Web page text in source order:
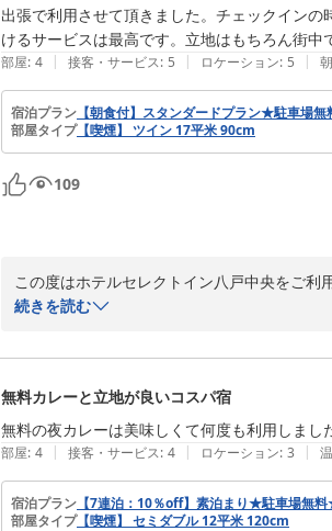
今後もより快適にお過ごしいただけるよう
せ。
お客様のまたのご来館を、スタッフ一同心よ
ホテルセレクトイン八戸中央
2026-06-12
出張で利用させて頂きました。チェックイン
けるサービスは最高です。立地はもちろん街中
部屋: 4 | 接客・サービス: 5 | ロケーション: 5 |
宿泊プラン 【朝食付】スタンダードプラン★駐車場
部屋タイプ【喫煙】 ツイン 17平米 90cm
109
この度はホテルセレクトイン八戸中央をご利
立地や夕食につきまして、ご満足いただけた
今後も、お客様にご満足いただけるサービス
またのご宿泊を、心よりお待ち申し上げます。
ホテルセレクトイン八戸中央
続きを読む
無料カレーと立地が良いコスパ宿
無料の夜カレーは美味しくて何度も利用しま
部屋: 4 | 接客・サービス: 4 | ロケーション: 3 |
宿泊プラン 【7連泊：10％off】素泊まり★駐車場無
部屋タイプ【喫煙】 セミダブル 12平米 120cm